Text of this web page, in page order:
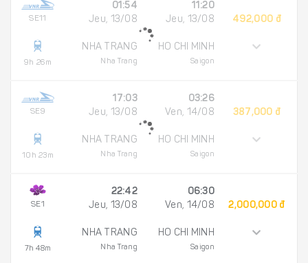
SE11
9h 26m
01:54
Jeu, 13/08
NHA TRANG
Nha Trang
11:20
Jeu, 13/08
HO CHI MINH
Saigon
492,000 đ
SE9
10h 23m
17:03
Jeu, 13/08
NHA TRANG
Nha Trang
03:26
Ven, 14/08
HO CHI MINH
Saigon
387,000 đ
SE1
7h 48m
22:42
Jeu, 13/08
NHA TRANG
Nha Trang
06:30
Ven, 14/08
HO CHI MINH
Saigon
2,000,000 đ